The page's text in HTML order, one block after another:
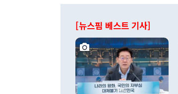
[뉴스핌 베스트 기사]